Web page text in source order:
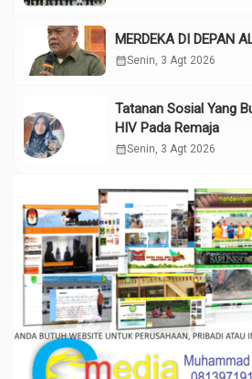
MERDEKA DI DEPAN
calendar_monthSenin, 3 Agt 2026
Tatanan Sosial Yang
HIV Pada Remaja
calendar_monthSenin, 3 Agt 2026